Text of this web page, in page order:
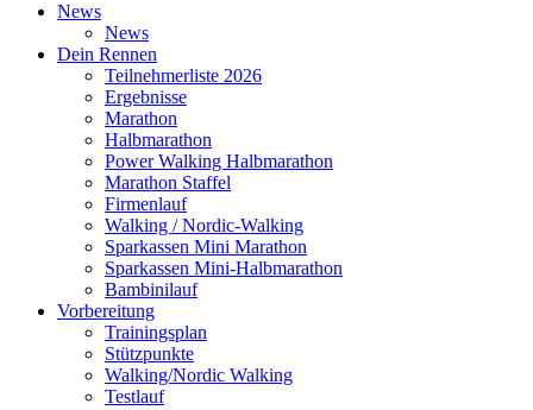
News
News
Dein Rennen
Teilnehmerliste 2026
Ergebnisse
Marathon
Halbmarathon
Power Walking Halbmarathon
Marathon Staffel
Firmenlauf
Walking / Nordic-Walking
Sparkassen Mini Marathon
Sparkassen Mini-Halbmarathon
Bambinilauf
Vorbereitung
Trainingsplan
Stützpunkte
Walking/Nordic Walking
Testlauf